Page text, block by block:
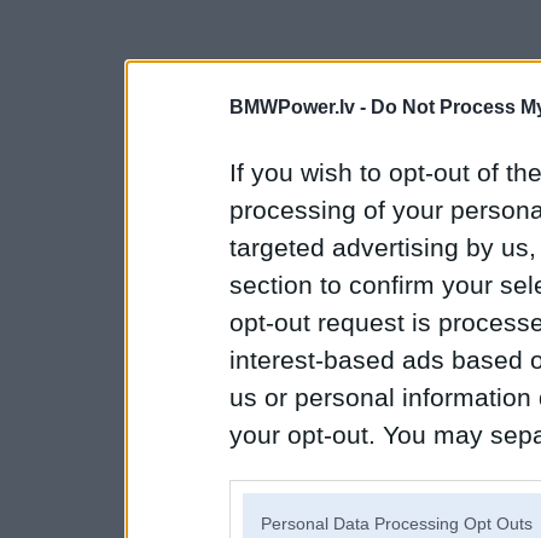
BMWPower.lv - Do Not Process
If you wish to opt-out of
processing of your
targeted advertising by
section to confirm your
opt-out request is
interest-based ads based
us or personal
your opt-out. You may
Personal Data Processing Opt Outs